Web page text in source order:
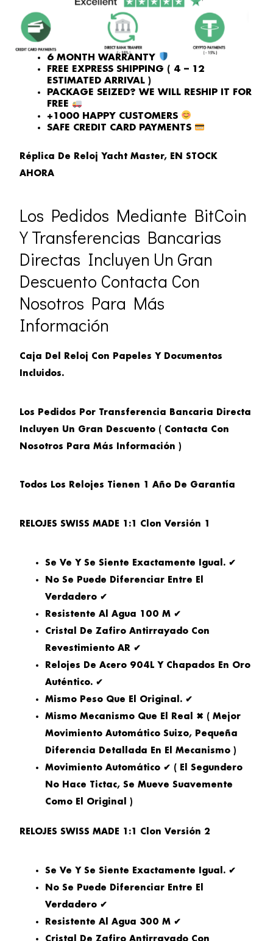
fabricación
suiza
quantity6 MONTH WARRANTY
FREE EXPRESS SHIPPING ( 4 – 12
ESTIMATED ARRIVAL )
PACKAGE SEIZED? WE WILL RESHIP IT FOR
FREE
+1000 HAPPY CUSTOMERS
SAFE CREDIT CARD PAYMENTS
Réplica De Reloj Yacht Master, EN STOCK
AHORA
Los Pedidos Mediante BitCoin
Y Transferencias Bancarias
Directas Incluyen Un Gran
Descuento Contacta Con
Nosotros Para Más
Información
Caja Del Reloj Con Papeles Y Documentos
Incluidos.
Los Pedidos Por Transferencia Bancaria Directa
Incluyen Un Gran Descuento ( Contacta Con
Nosotros Para Más Información )
Todos Los Relojes Tienen 1 Año De Garantía
RELOJES SWISS MADE 1:1 Clon Versión 1
Se Ve Y Se Siente Exactamente Igual. ✔
No Se Puede Diferenciar Entre El
Verdadero ✔
Resistente Al Agua 100 M ✔
Cristal De Zafiro Antirrayado Con
Revestimiento AR ✔
Relojes De Acero 904L Y Chapados En Oro
Auténtico. ✔
Mismo Peso Que El Original. ✔
Mismo Mecanismo Que El Real ✖ ( Mejor
Movimiento Automático Suizo, Pequeña
Diferencia Detallada En El Mecanismo )
Movimiento Automático ✔ ( El Segundero
No Hace Tictac, Se Mueve Suavemente
Como El Original )
RELOJES SWISS MADE 1:1 Clon Versión 2
Se Ve Y Se Siente Exactamente Igual. ✔
No Se Puede Diferenciar Entre El
Verdadero ✔
Resistente Al Agua 300 M ✔